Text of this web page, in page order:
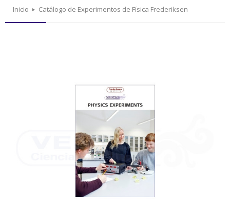
Inicio Catálogo de Experimentos de Física Frederiksen